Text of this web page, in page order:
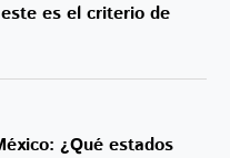
es el criterio de
¿Qué estados